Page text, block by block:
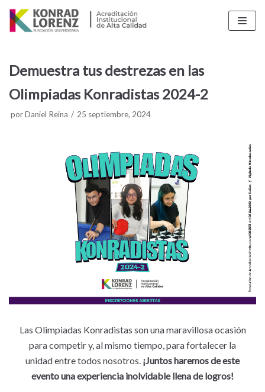
Saltar
al
Demuestra tus destrezas en las
Olimpiadas Konradistas 2024-2
porDaniel Reina 25 septiembre, 2024
Las Olimpiadas Konradistas son una maravillosa ocasión
para competir y, al mismo tiempo, para fortalecer la
unidad entre todos nosotros. ¡Juntos haremos de este
evento una experiencia inolvidable llena de logros!